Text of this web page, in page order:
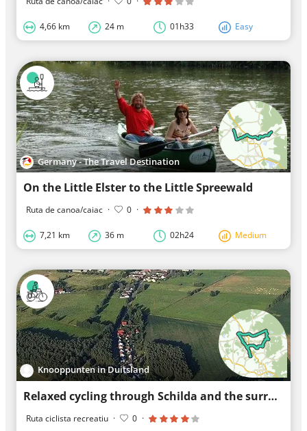
4,66 km 24 m 01h33 Easy
Germany - The Travel Destination
On the Little Elster to the Little Spreewald
Ruta de canoa/caiac · 0 ·
7,21 km 36 m 02h24 Medium
Knooppunten in Duitsland
Relaxed cycling through Schilda and the surrounding area
Ruta ciclista recreatiu · 0 ·